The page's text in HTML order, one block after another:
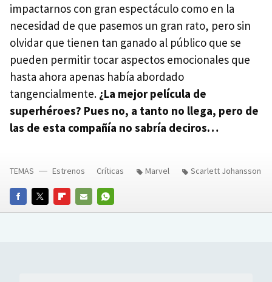
impactarnos con gran espectáculo como en la
necesidad de que pasemos un gran rato, pero sin
olvidar que tienen tan ganado al público que se
pueden permitir tocar aspectos emocionales que
hasta ahora apenas había abordado
tangencialmente. ¿La mejor película de
superhéroes? Pues no, a tanto no llega, pero de
las de esta compañía no sabría deciros…
FACEBOOKTWITTERFLIPBOARD
E-
WHATSAPP
TEMAS Estrenos Críticas Marvel Scarlett Johansson